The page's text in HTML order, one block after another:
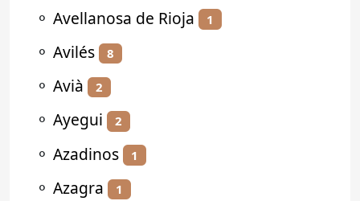
⚬ Avellanosa de Rioja 1
⚬ Avilés 8
⚬ Avià 2
⚬ Ayegui 2
⚬ Azadinos 1
⚬ Azagra 1